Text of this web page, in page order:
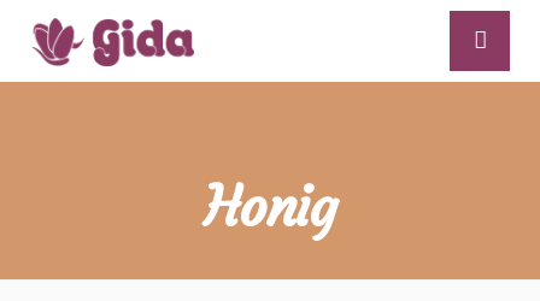
Honig